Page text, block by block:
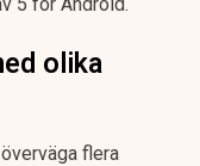
5 för Android.
olika
flera